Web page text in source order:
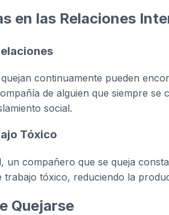
en las Relaciones
continuamente pueden
de alguien que siempre
social.
Tóxico
un compañero que se queja
trabajo tóxico, reduciendo la
Quejarse